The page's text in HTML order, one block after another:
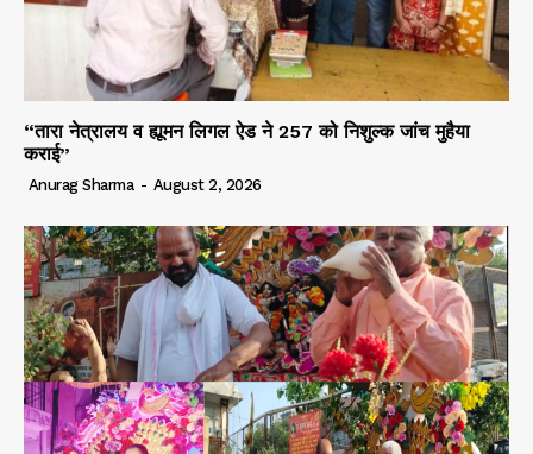
“तारा नेत्रालय व ह्यूमन लिगल ऐड ने 257 को निशुल्क जांच मुहैया
कराई”
Anurag Sharma - August 2, 2026